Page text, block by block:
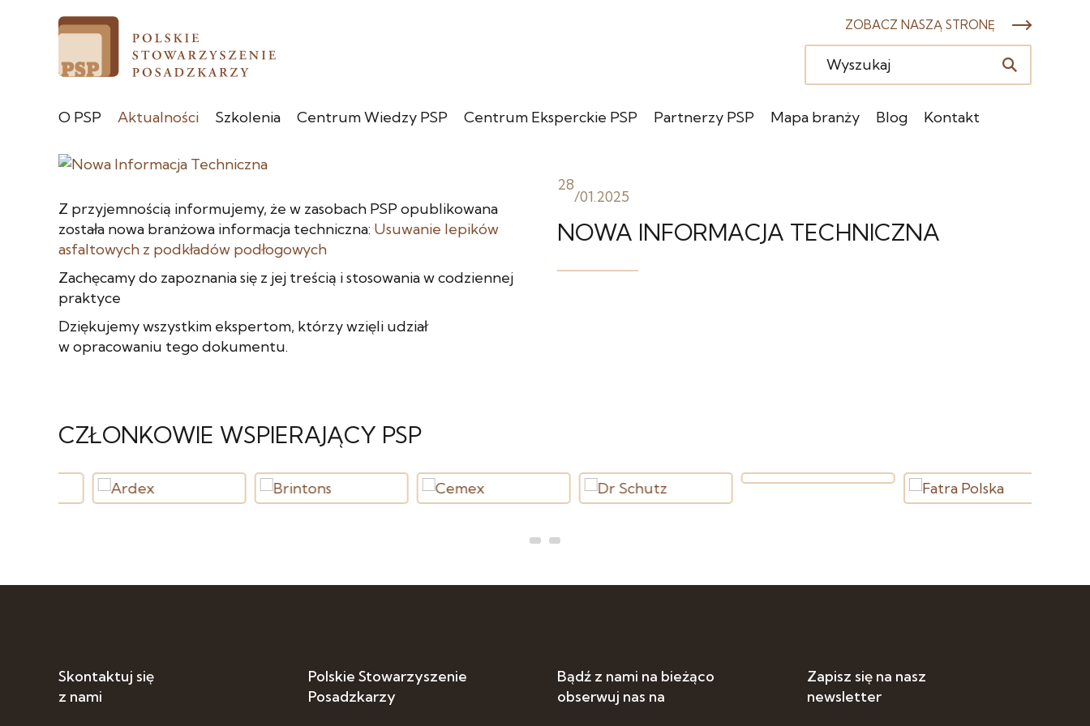
ZOBACZ NASZĄ STRONĘ
O PSP Aktualności Szkolenia Centrum Wiedzy PSP Centrum Eksperckie PSP Partnerzy PSP Mapa branży Blog Kontakt
28
/01.2025
NOWA INFORMACJA TECHNICZNA
Z przyjemnością informujemy, że w zasobach PSP opublikowana
została nowa branżowa informacja techniczna: Usuwanie lepików
asfaltowych z podkładów podłogowych
Zachęcamy do zapoznania się z jej treścią i stosowania w codziennej
praktyce
Dziękujemy wszystkim ekspertom, którzy wzięli udział
w opracowaniu tego dokumentu.
CZŁONKOWIE WSPIERAJĄCY PSP
Skontaktuj się
z nami
Polskie Stowarzyszenie
Posadzkarzy
Bądź z nami na bieżąco
obserwuj nas na
Zapisz się na nasz
newsletter